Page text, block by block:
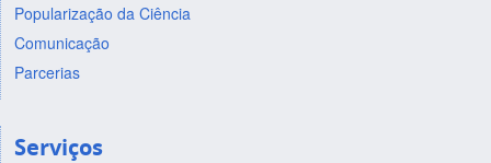
Popularização da Ciência
Comunicação
Parcerias
Serviços